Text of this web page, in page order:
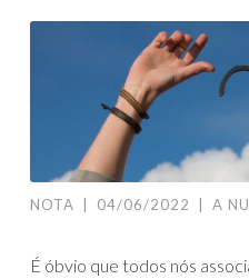
NOTA | 04/06/2022 | A
É óbvio que todos nós